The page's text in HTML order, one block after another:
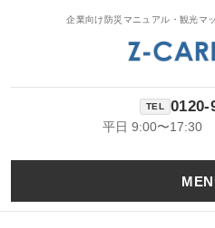
企業向け防災マニュアル・観光マ
0120-
平日 9:00〜17:30